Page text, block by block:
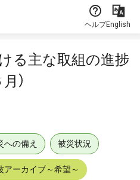
ヘルプEnglish
る主な取組の進捗
）
への備え 被災状況
アーカイブ～希望～